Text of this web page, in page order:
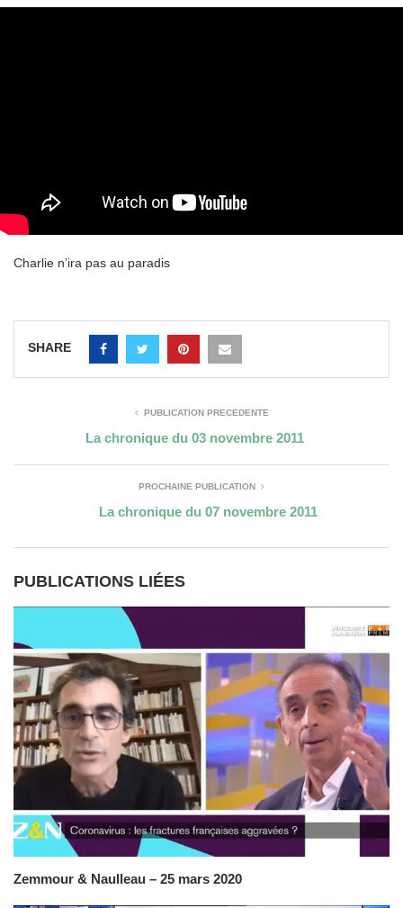
Charlie n’ira pas au paradis
SHARE
PUBLICATION PRÉCÉDENTE
La chronique du 03 novembre 2011
PROCHAINE PUBLICATION
La chronique du 07 novembre 2011
PUBLICATIONS LIÉES
Zemmour & Naulleau – 25 mars 2020